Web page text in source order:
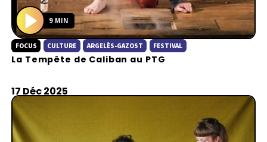
P
l
a
9 MIN
FOCUS CULTURE ARGELÈS-GAZOST FESTIVAL
La Tempête de Caliban au PTG
17 Déc 2025